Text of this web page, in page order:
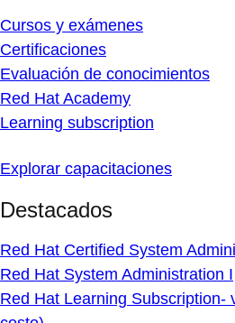
Cursos y exámenes
Certificaciones
Evaluación de conocimientos
Red Hat Academy
Learning subscription
Explorar capacitaciones
Destacados
Red Hat Certified System
Red Hat System Administration I
Red Hat Learning Subscription-